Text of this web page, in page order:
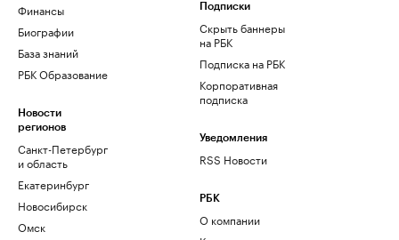
Финансы
Биографии
База знаний
РБК Образование
Новости
регионов
Санкт-Петербург
и область
Екатеринбург
Новосибирск
Омск
Подписки
Скрыть баннеры
на РБК
Подписка на РБК
Корпоративная
подписка
Уведомления
RSS Новости
РБК
О компании